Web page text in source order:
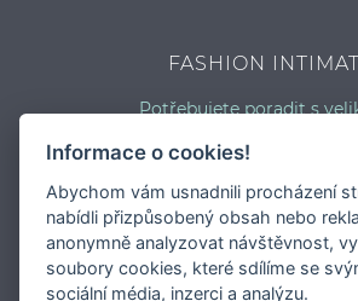
FASHION
Potřebujete poradit s
Jaký typ kalhotek je pro vás
Typy podprsenek
Druhy plavek
Typy punčocháčů
Informace o cookies!
Abychom vám usnadnili procházení
nabídli přizpůsobený obsah nebo
anonymně analyzovat návštěvnost,
soubory cookies, které sdílíme se
sociální média, inzerci a analýzu.